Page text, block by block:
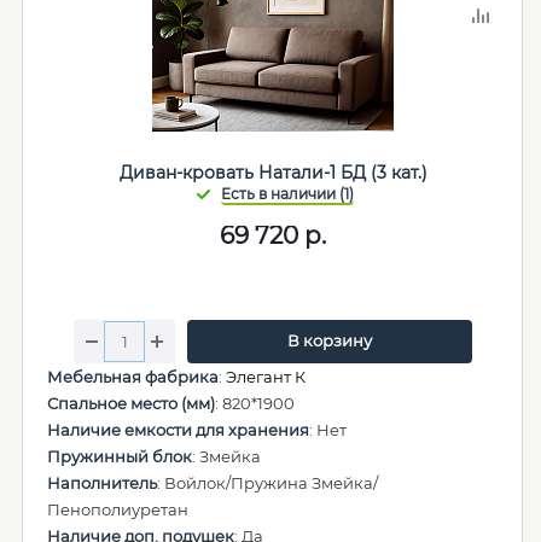
Диван-кровать Натали-1 БД (3 кат.)
69 720 р.
В корзину
Мебельная фабрика: Элегант К
Спальное место (мм): 820*1900
Наличие емкости для хранения: Нет
Пружинный блок: Змейка
Наполнитель: Войлок/Пружина Змейка/
Пенополиуретан
Наличие доп. подушек: Да